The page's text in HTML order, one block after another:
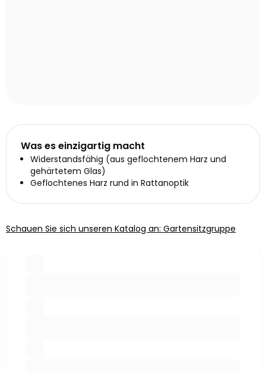
Was es einzigartig macht
Widerstandsfähig (aus geflochtenem Harz und
gehärtetem Glas)
Geflochtenes Harz rund in Rattanoptik
Schauen Sie sich unseren Katalog an: Gartensitzgruppe